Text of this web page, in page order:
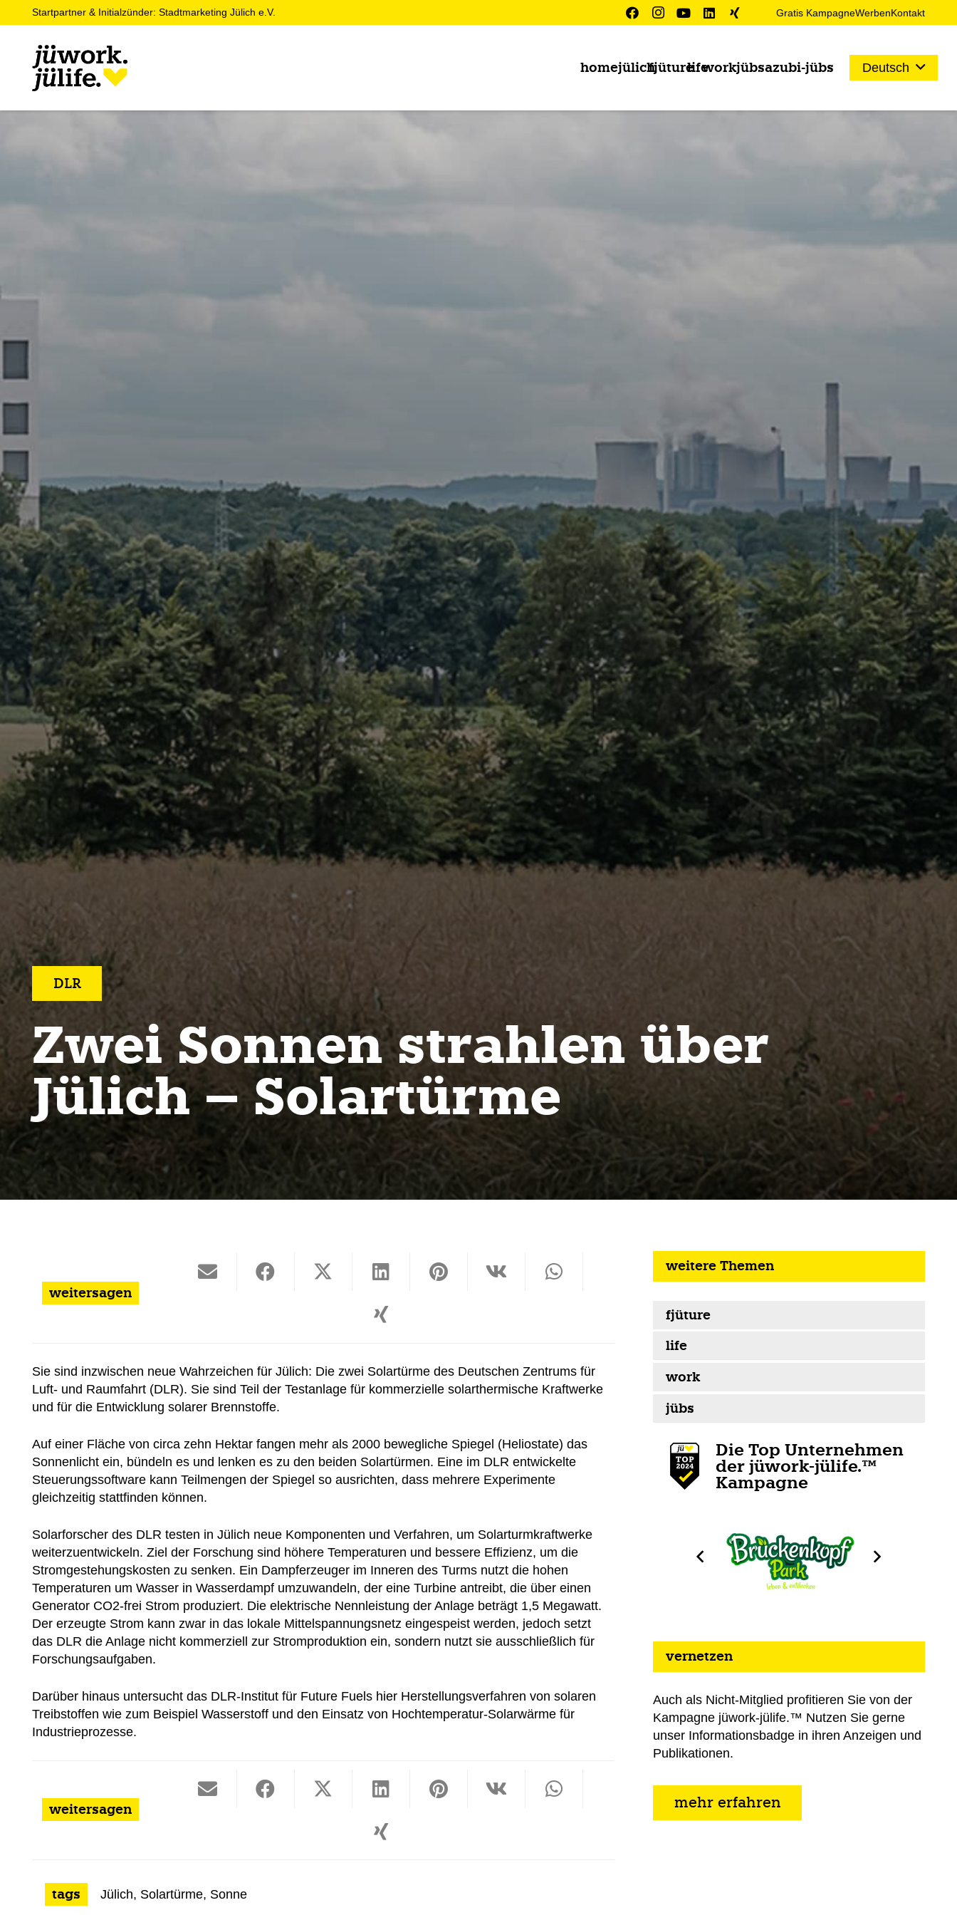
Startpartner & Initialzünder: Stadtmarketing Jülich e.V. Gratis KampagneWerbenKontakt
homejülichfjüturelifeworkjübsazubi-jübs Deutsch
DLR
Zwei Sonnen strahlen über
Jülich – Solartürme
weitersagen
Sie sind inzwischen neue Wahrzeichen für Jülich: Die zwei Solartürme des Deutschen Zentrums für
Luft- und Raumfahrt (DLR). Sie sind Teil der Testanlage für kommerzielle solarthermische Kraftwerke
und für die Entwicklung solarer Brennstoffe.
Auf einer Fläche von circa zehn Hektar fangen mehr als 2000 bewegliche Spiegel (Heliostate) das
Sonnenlicht ein, bündeln es und lenken es zu den beiden Solartürmen. Eine im DLR entwickelte
Steuerungssoftware kann Teilmengen der Spiegel so ausrichten, dass mehrere Experimente
gleichzeitig stattfinden können.
Solarforscher des DLR testen in Jülich neue Komponenten und Verfahren, um Solarturmkraftwerke
weiterzuentwickeln. Ziel der Forschung sind höhere Temperaturen und bessere Effizienz, um die
Stromgestehungskosten zu senken. Ein Dampferzeuger im Inneren des Turms nutzt die hohen
Temperaturen um Wasser in Wasserdampf umzuwandeln, der eine Turbine antreibt, die über einen
Generator CO2-frei Strom produziert. Die elektrische Nennleistung der Anlage beträgt 1,5 Megawatt.
Der erzeugte Strom kann zwar in das lokale Mittelspannungsnetz eingespeist werden, jedoch setzt
das DLR die Anlage nicht kommerziell zur Stromproduktion ein, sondern nutzt sie ausschließlich für
Forschungsaufgaben.
Darüber hinaus untersucht das DLR-Institut für Future Fuels hier Herstellungsverfahren von solaren
Treibstoffen wie zum Beispiel Wasserstoff und den Einsatz von Hochtemperatur-Solarwärme für
Industrieprozesse.
weitersagen
tags Jülich, Solartürme, Sonne
weitere Themen
fjüture
life
work
jübs
Die Top Unternehmen
der jüwork-jülife.™
Kampagne
vernetzen
Auch als Nicht-Mitglied profitieren Sie von der
Kampagne jüwork-jülife.™ Nutzen Sie gerne
unser Informationsbadge in ihren Anzeigen und
Publikationen.
mehr erfahren